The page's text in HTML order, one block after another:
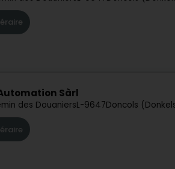
Sàrl
des DouaniersL-9647Doncols